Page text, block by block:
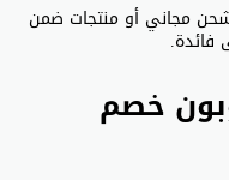
مجاني أو منتجات ضمن
فائدة.
خصم